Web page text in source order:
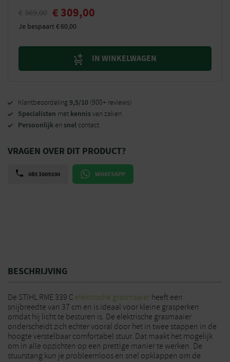
€ 369,00 € 309,00
Je bespaart€60,00
IN WINKELWAGEN
Klantbeoordeling9,5/10 (900+ reviews)
Specialisten met kennisvan zaken
Persoonlijk en snel contact
VRAGEN OVER DIT PRODUCT?
085 1609330 WHATSAPP
BESCHRIJVING
De STIHL RME 339 C elektrische grasmaaier heeft een
snijbreedte van 37 cm en is ideaal voor kleine grasperken
omdat hij licht te besturen is. De elektrische grasmaaier
onderscheidt zich echter vooral door het in twee stappen in de
hoogte verstelbaar comfortabel stuur. Dat maakt het mogelijk
om in alle opzichten op een prettige manier te werken. De
stuurstang kun je probleemloos en snel opklappen om de